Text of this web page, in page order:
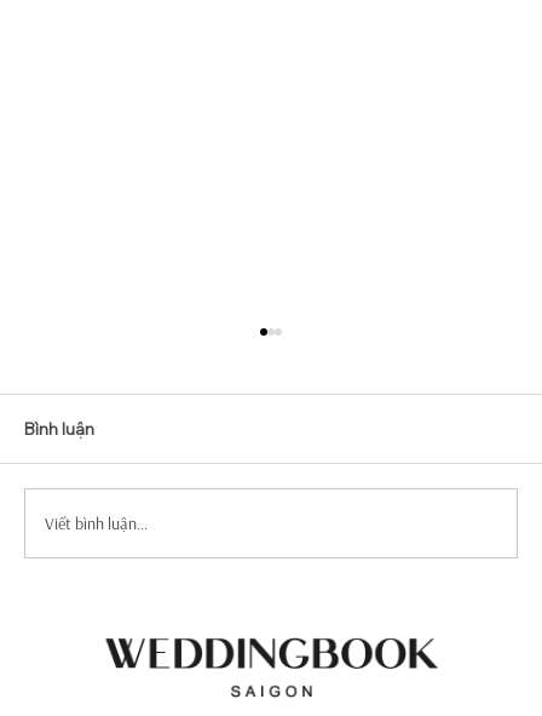
Sang Trọng Và Quý Phái
Bình luận
Viết bình luận...